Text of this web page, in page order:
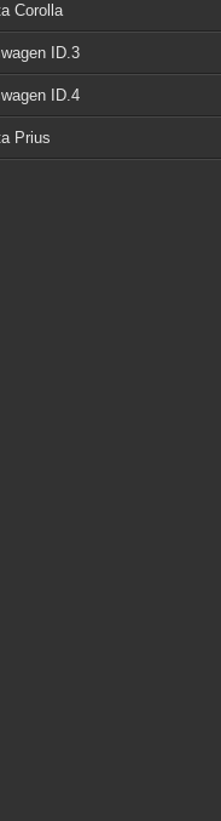
Corolla
ID.3
ID.4
Prius